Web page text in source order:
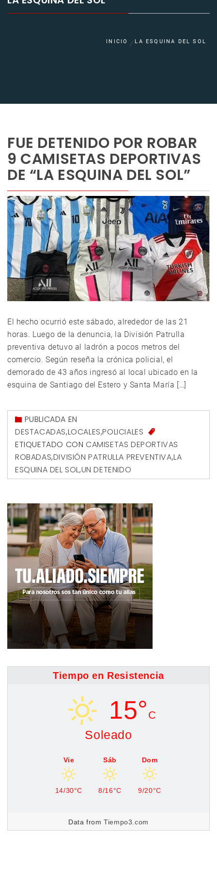
INICIO LA ESQUINA DEL SOL
FUE DETENIDO POR ROBAR
9 CAMISETAS DEPORTIVAS
DE “LA ESQUINA DEL SOL”
El hecho ocurrió este sábado, alrededor de las 21
horas. Luego de la denuncia, la División Patrulla
preventiva detuvo al ladrón a pocos metros del
comercio. Según reseña la crónica policial, el
demorado de 43 años ingresó al local ubicado en la
esquina de Santiago del Estero y Santa María […]
PUBLICADA EN
DESTACADAS,LOCALES,POLICIALES
ETIQUETADO CON CAMISETAS DEPORTIVAS
ROBADAS,DIVISIÓN PATRULLA PREVENTIVA,LA
ESQUINA DEL SOL,UN DETENIDO
Tiempo en Resistencia
15° C
Soleado
Vie
14/30°C
Sáb
8/16°C
Dom
9/20°C
Data fromTiempo3.com